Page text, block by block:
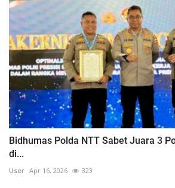
Bidhumas Polda NTT Sabet Juara 3
di...
User Apr 16, 2026 323